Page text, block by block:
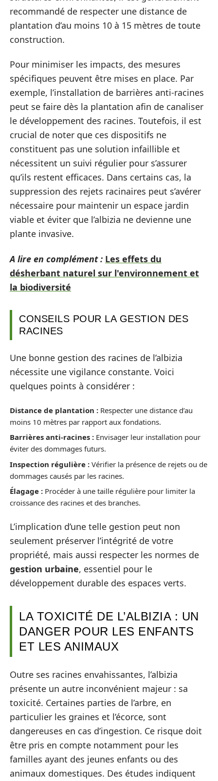
recommandé de respecter une distance de
plantation d’au moins 10 à 15 mètres de toute
construction.
Pour minimiser les impacts, des mesures
spécifiques peuvent être mises en place. Par
exemple, l’installation de barrières anti-racines
peut se faire dès la plantation afin de canaliser
le développement des racines. Toutefois, il est
crucial de noter que ces dispositifs ne
constituent pas une solution infaillible et
nécessitent un suivi régulier pour s’assurer
qu’ils restent efficaces. Dans certains cas, la
suppression des rejets racinaires peut s’avérer
nécessaire pour maintenir un espace jardin
viable et éviter que l’albizia ne devienne une
plante invasive.
A lire en complément : Les effets du
désherbant naturel sur l'environnement et
la biodiversité
CONSEILS POUR LA GESTION DES
RACINES
Une bonne gestion des racines de l’albizia
nécessite une vigilance constante. Voici
quelques points à considérer :
Distance de plantation : Respecter une distance d’au
moins 10 mètres par rapport aux fondations.
Barrières anti-racines : Envisager leur installation pour
éviter des dommages futurs.
Inspection régulière : Vérifier la présence de rejets ou de
dommages causés par les racines.
Élagage : Procéder à une taille régulière pour limiter la
croissance des racines et des branches.
L’implication d’une telle gestion peut non
seulement préserver l’intégrité de votre
propriété, mais aussi respecter les normes de
gestion urbaine, essentiel pour le
développement durable des espaces verts.
LA TOXICITÉ DE L’ALBIZIA : UN
DANGER POUR LES ENFANTS
ET LES ANIMAUX
Outre ses racines envahissantes, l’albizia
présente un autre inconvénient majeur : sa
toxicité. Certaines parties de l’arbre, en
particulier les graines et l’écorce, sont
dangereuses en cas d’ingestion. Ce risque doit
être pris en compte notamment pour les
familles ayant des jeunes enfants ou des
animaux domestiques. Des études indiquent